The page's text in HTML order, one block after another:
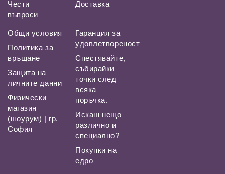
Чести
въпроси
Доставка
Общи условия
Политика за
връщане
Защита на
личните данни
Физически
магазин
(шоурум) | гр.
София
Гаранция за
удовлетвореност
Спестявайте,
събирайки
точки след
всяка
поръчка.
Искаш нещо
различно и
специално?
Покупки на
едро